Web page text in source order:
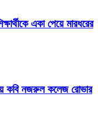
একা পেয়ে মারধরের
কবি নজরুল কলেজ রোভার